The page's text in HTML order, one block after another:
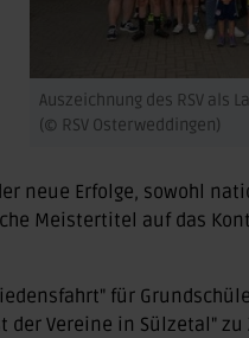
Auszeichnung des RSV als
(© RSV Osterweddingen)
neue Erfolge, sowohl
Meistertitel auf das
für
Vereine in Sülzetal" zu